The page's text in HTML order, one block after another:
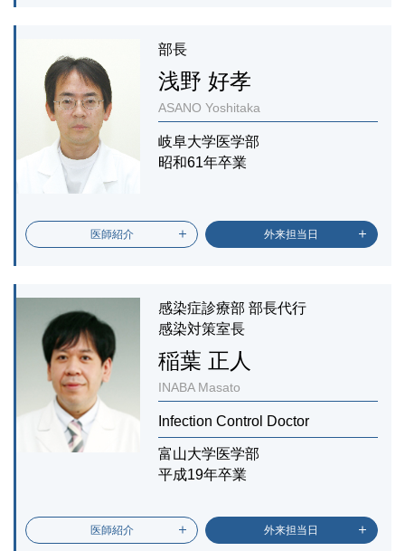
部長
浅野 好孝
ASANO Yoshitaka
岐阜大学医学部
昭和61年卒業
医師紹介 外来担当日
感染症診療部 部長代行
感染対策室長
稲葉 正人
INABA Masato
Infection Control Doctor
富山大学医学部
平成19年卒業
医師紹介 外来担当日